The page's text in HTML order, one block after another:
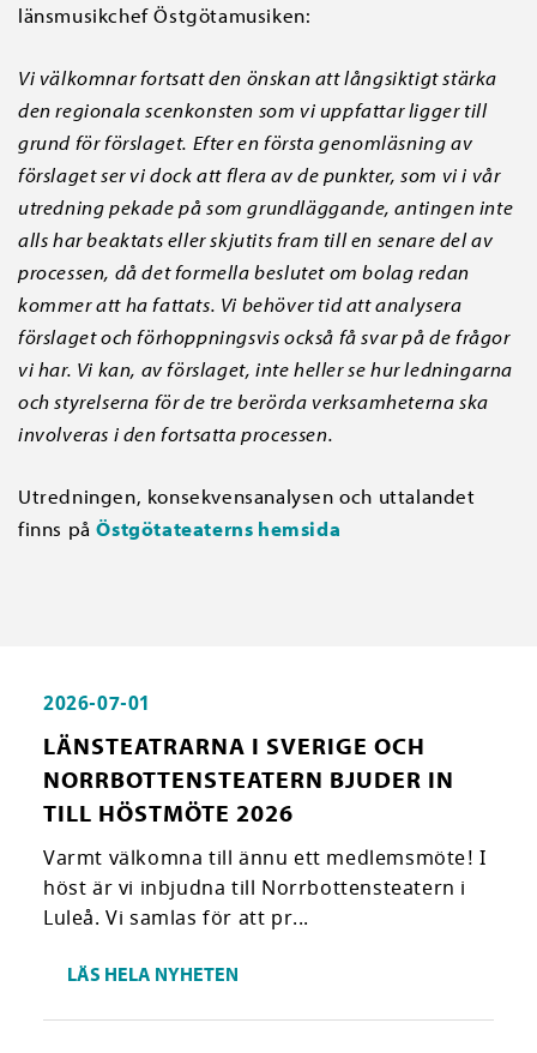
länsmusikchef Östgötamusiken:
Vi välkomnar fortsatt den önskan att långsiktigt stärka
den regionala scenkonsten som vi uppfattar ligger till
grund för förslaget. Efter en första genomläsning av
förslaget ser vi dock att flera av de punkter, som vi i vår
utredning pekade på som grundläggande, antingen inte
alls har beaktats eller skjutits fram till en senare del av
processen, då det formella beslutet om bolag redan
kommer att ha fattats. Vi behöver tid att analysera
förslaget och förhoppningsvis också få svar på de frågor
vi har. Vi kan, av förslaget, inte heller se hur ledningarna
och styrelserna för de tre berörda verksamheterna ska
involveras i den fortsatta processen.
Utredningen, konsekvensanalysen och uttalandet
finns påÖstgötateaterns hemsida
2026-07-01
LÄNSTEATRARNA I SVERIGE OCH
NORRBOTTENSTEATERN BJUDER IN
TILL HÖSTMÖTE 2026
Varmt välkomna till ännu ett medlemsmöte! I
höst är vi inbjudna till Norrbottensteatern i
Luleå. Vi samlas för att pr...
LÄS HELA NYHETEN